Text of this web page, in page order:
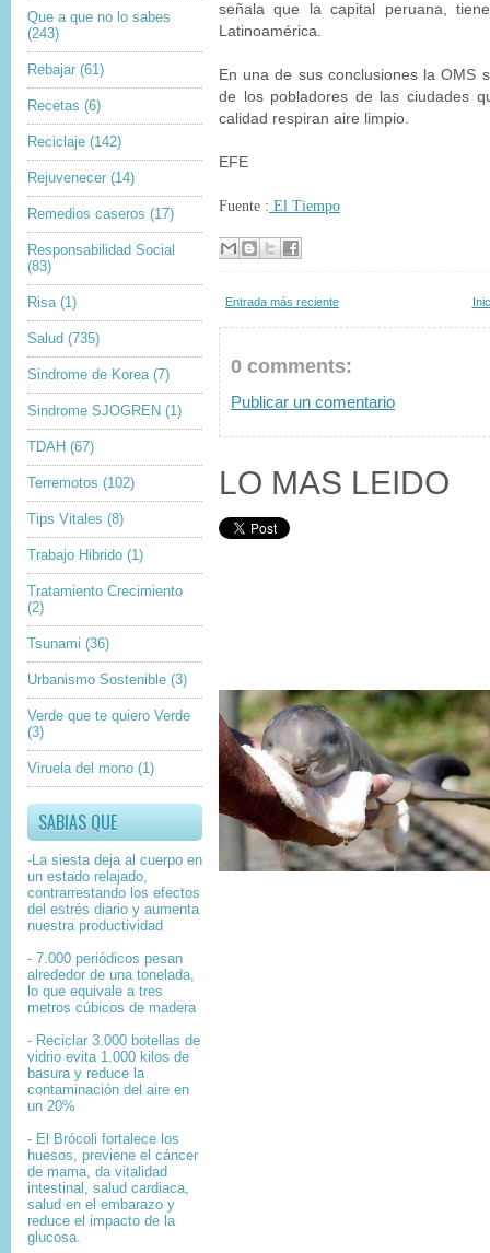
Que a que no lo sabes
(243)
Rebajar (61)
Recetas (6)
Reciclaje (142)
Rejuvenecer (14)
Remedios caseros (17)
Responsabilidad Social
(83)
Risa (1)
Salud (735)
Sindrome de Korea (7)
Sindrome SJOGREN (1)
TDAH (67)
Terremotos (102)
Tips Vitales (8)
Trabajo Hibrido (1)
Tratamiento Crecimiento
(2)
Tsunami (36)
Urbanismo Sostenible (3)
Verde que te quiero Verde
(3)
Viruela del mono (1)
SABIAS QUE
-La siesta deja al cuerpo en
un estado relajado,
contrarrestando los efectos
del estrés diario y aumenta
nuestra productividad
- 7.000 periódicos pesan
alrededor de una tonelada,
lo que equivale a tres
metros cúbicos de madera
- Reciclar 3.000 botellas de
vidrio evita 1.000 kilos de
basura y reduce la
contaminación del aire en
un 20%
- El Brócoli fortalece los
huesos, previene el cáncer
de mama, da vitalidad
intestinal, salud cardiaca,
salud en el embarazo y
reduce el impacto de la
glucosa.
señala que la capital peruana,
Latinoamérica.
En una de sus conclusiones la OMS
de los pobladores de las ciudades
calidad respiran aire limpio.
EFE
Fuente : El Tiempo
Entrada más reciente
0 comments:
Publicar un comentario
LO MAS LEIDO